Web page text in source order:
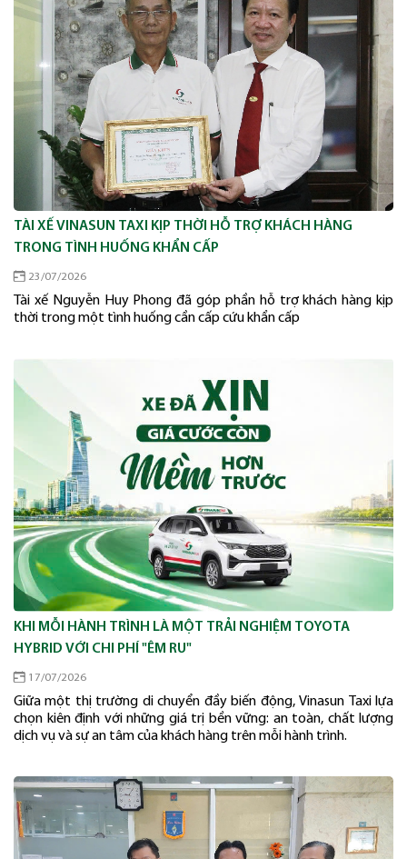
TÀI XẾ VINASUN TAXI KỊP THỜI HỖ TRỢ KHÁCH HÀNG
TRONG TÌNH HUỐNG KHẨN CẤP
23/07/2026
Tài xế Nguyễn Huy Phong đã góp phần hỗ trợ khách hàng kịp
thời trong một tình huống cần cấp cứu khẩn cấp
KHI MỖI HÀNH TRÌNH LÀ MỘT TRẢI NGHIỆM TOYOTA
HYBRID VỚI CHI PHÍ "ÊM RU"
17/07/2026
Giữa một thị trường di chuyển đầy biến động, Vinasun Taxi lựa
chọn kiên định với những giá trị bền vững: an toàn, chất lượng
dịch vụ và sự an tâm của khách hàng trên mỗi hành trình.